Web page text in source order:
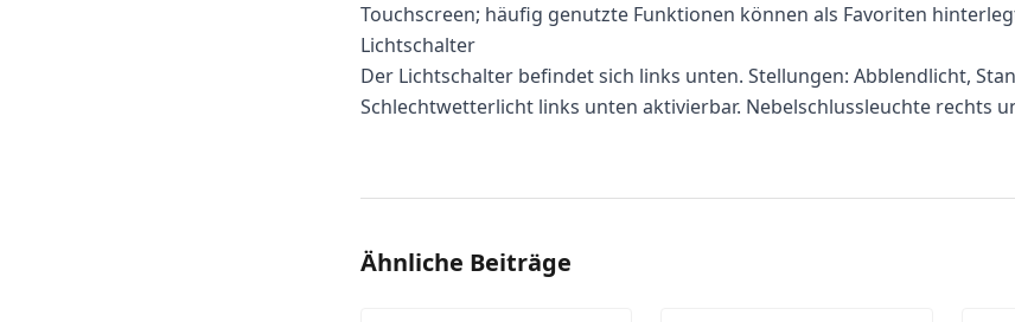
Touchscreen; häufig genutzte Funktionen können als Favoriten
Lichtschalter
Der Lichtschalter befindet sich links unten. Stellungen: Abblendlicht,
Schlechtwetterlicht links unten aktivierbar. Nebelschlussleuchte rechts
Ähnliche Beiträge